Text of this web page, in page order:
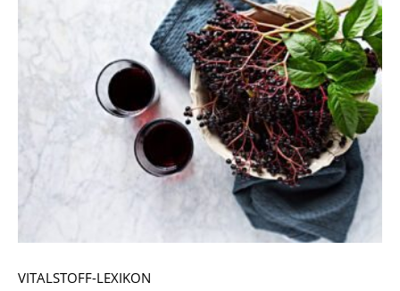
VITALSTOFF-LEXIKON